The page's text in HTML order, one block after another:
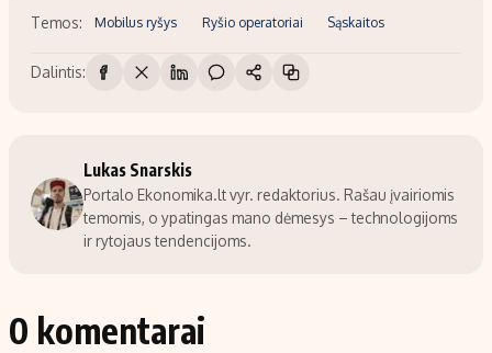
Temos: Mobilus ryšys Ryšio operatoriai Sąskaitos
Dalintis:
Lukas Snarskis
Portalo Ekonomika.lt vyr. redaktorius. Rašau įvairiomis
temomis, o ypatingas mano dėmesys – technologijoms
ir rytojaus tendencijoms.
0 komentarai